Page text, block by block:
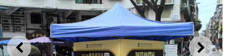
上一则 下一